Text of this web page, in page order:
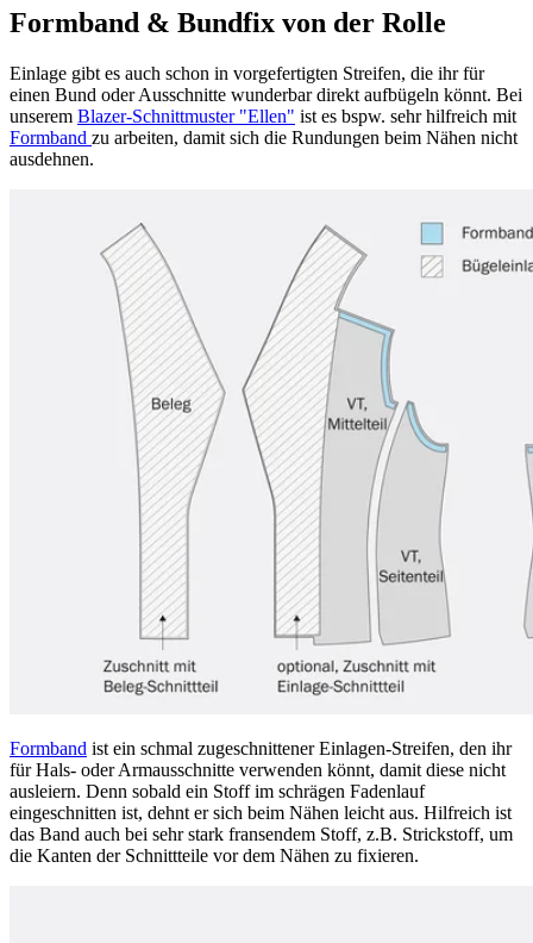
Formband & Bundfix von der Rolle
Einlage gibt es auch schon in vorgefertigten Streifen, die ihr für
einen Bund oder Ausschnitte wunderbar direkt aufbügeln könnt. Bei
unserem Blazer-Schnittmuster "Ellen" ist es bspw. sehr hilfreich mit
Formband zu arbeiten, damit sich die Rundungen beim Nähen nicht
ausdehnen.
Formband ist ein schmal zugeschnittener Einlagen-Streifen, den ihr
für Hals- oder Armausschnitte verwenden könnt, damit diese nicht
ausleiern. Denn sobald ein Stoff im schrägen Fadenlauf
eingeschnitten ist, dehnt er sich beim Nähen leicht aus. Hilfreich ist
das Band auch bei sehr stark fransendem Stoff, z.B. Strickstoff, um
die Kanten der Schnittteile vor dem Nähen zu fixieren.